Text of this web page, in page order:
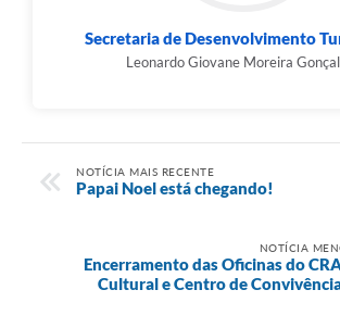
Secretaria de Desenvolvimento
Leonardo Giovane Moreira
NOTÍCIA MAIS RECENTE
Papai Noel está chegando!
NOTÍCIA
Encerramento das Oficinas do
Cultural e Centro de